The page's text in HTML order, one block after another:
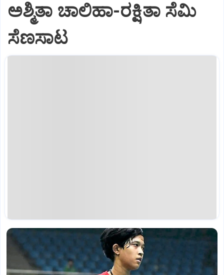
ಅಶ್ಮಿತಾ ಚಾಲಿಹಾ-ರಕ್ಷಿತಾ ಸೆಮಿ
ಸೆಣಸಾಟ